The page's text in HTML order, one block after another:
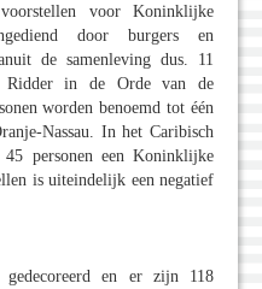
voor Koninklijke
door burgers en
de samenleving dus. 11
Ridder in de Orde van de
worden benoemd tot één
Nassau. In het Caribisch
personen een Koninklijke
is uiteindelijk een negatief
en er zijn 118